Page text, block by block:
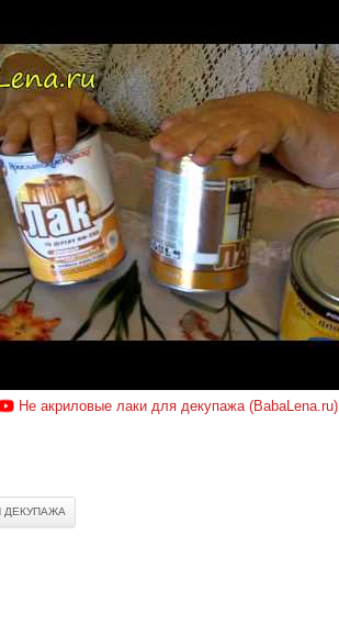
Не акриловые лаки для декупажа (BabaLena.ru)
ДЕКУПАЖА